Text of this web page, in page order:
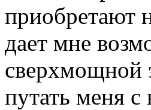
приобретают
дает мне
сверхмощной
путать меня